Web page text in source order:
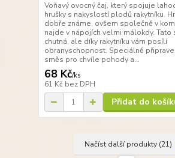
Voňavý ovocný čaj, který spojuje
hrušky s nakyslostí plodů rakytníku.
dobře známe, ovšem společně v
najde v nápojích velmi málokdy. Tato
chutná, ale díky rakytníku vám posílí
obranyschopnost. Speciálně
směs pro chvíle pohody a...
68 Kč/ks
61 Kč bez DPH
Přidat do
Načíst další produkty (21)